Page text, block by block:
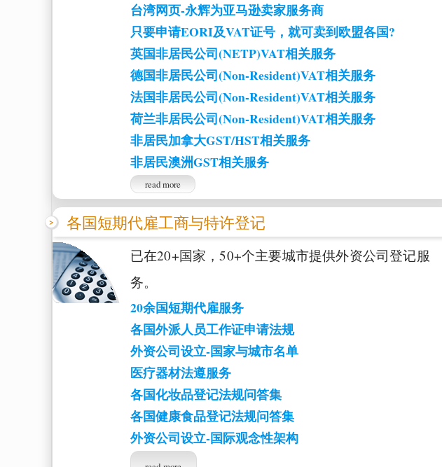
台湾网页-永辉为亚马逊卖家服务商
只要申请EORI及VAT证号，就可卖到欧盟各国?
英国非居民公司(NETP)VAT相关服务
德国非居民公司(Non-Resident)VAT相关服务
法国非居民公司(Non-Resident)VAT相关服务
荷兰非居民公司(Non-Resident)VAT相关服务
非居民加拿大GST/HST相关服务
非居民澳洲GST相关服务
read more
各国短期代雇工商与特许登记
已在20+国家，50+个主要城市提供外资公司登记服
务。
20余国短期代雇服务
各国外派人员工作证申请法规
外资公司设立-国家与城市名单
医疗器材法遵服务
各国化妆品登记法规问答集
各国健康食品登记法规问答集
外资公司设立-国际观念性架构